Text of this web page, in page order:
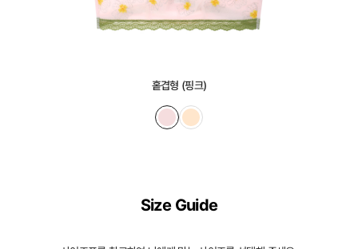
홑겹형 (핑크)
Size Guide